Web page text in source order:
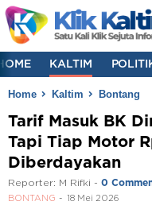
KALTIM
Home Kaltim Bontang
Tarif Masuk BK
Tapi Tiap Motor
Diberdayakan
Reporter: M Rifki - 0
BONTANG 18 Mei 2026